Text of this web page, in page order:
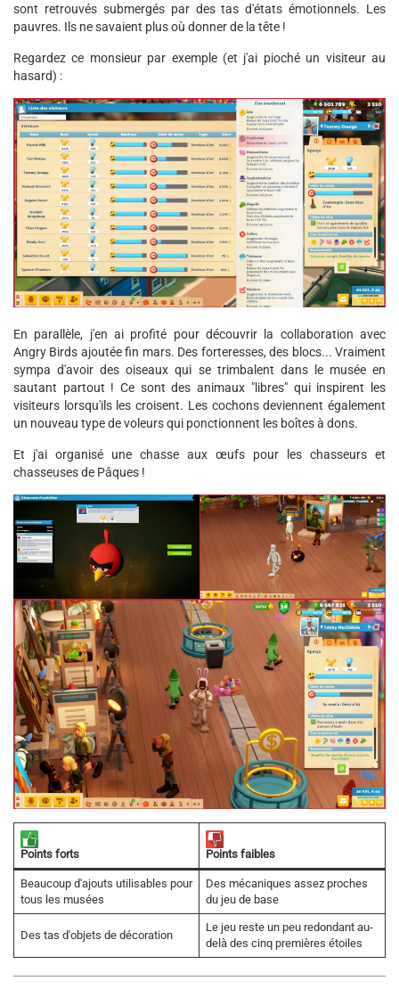
sont retrouvés submergés par des tas d'états émotionnels. Les
pauvres. Ils ne savaient plus où donner de la tête !
Regardez ce monsieur par exemple (et j'ai pioché un visiteur au
hasard) :
En parallèle, j'en ai profité pour découvrir la collaboration avec
Angry Birds ajoutée fin mars. Des forteresses, des blocs... Vraiment
sympa d'avoir des oiseaux qui se trimbalent dans le musée en
sautant partout ! Ce sont des animaux "libres" qui inspirent les
visiteurs lorsqu'ils les croisent. Les cochons deviennent également
un nouveau type de voleurs qui ponctionnent les boîtes à dons.
Et j'ai organisé une chasse aux œufs pour les chasseurs et
chasseuses de Pâques !
Points forts Points faibles
Beaucoup d'ajouts utilisables pour
tous les musées
Des mécaniques assez proches
du jeu de base
Des tas d'objets de décoration
Le jeu reste un peu redondant au-
delà des cinq premières étoiles